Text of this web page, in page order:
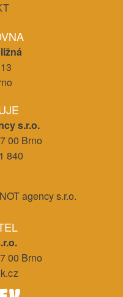
s.r.o.
00 Brno
840
agency s.r.o.
00 Brno